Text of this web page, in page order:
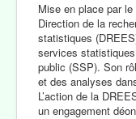
Mise en place par
Direction de la
statistiques
services
public (SSP). Son
et des analyses
L’action de la
un engagement